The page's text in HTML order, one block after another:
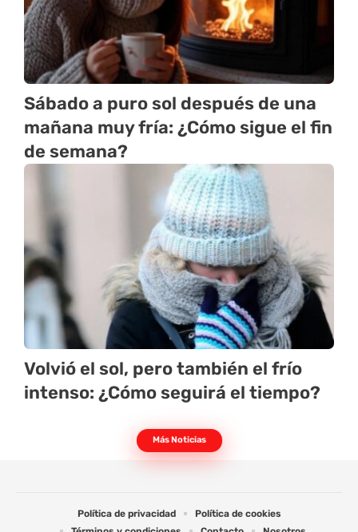
Sábado a puro sol después de una
mañana muy fría: ¿Cómo sigue el fin
de semana?
Volvió el sol, pero también el frío
intenso: ¿Cómo seguirá el tiempo?
Más Noticias
Política de privacidad
Política de cookies